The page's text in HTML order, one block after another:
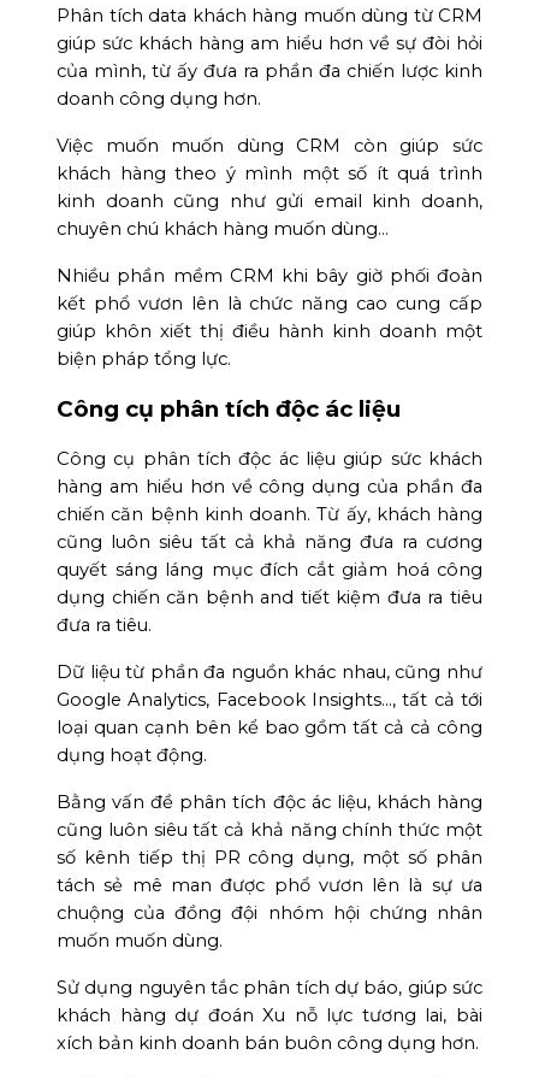
Phân tích data khách hàng muốn dùng từ CRM
giúp sức khách hàng am hiểu hơn về sự đòi hỏi
của mình, từ ấy đưa ra phần đa chiến lược kinh
doanh công dụng hơn.
Việc muốn muốn dùng CRM còn giúp sức
khách hàng theo ý mình một số ít quá trình
kinh doanh cũng như gửi email kinh doanh,
chuyên chú khách hàng muốn dùng…
Nhiều phần mềm CRM khi bây giờ phối đoàn
kết phổ vươn lên là chức năng cao cung cấp
giúp khôn xiết thị điều hành kinh doanh một
biện pháp tổng lực.
Công cụ phân tích độc ác liệu
Công cụ phân tích độc ác liệu giúp sức khách
hàng am hiểu hơn về công dụng của phần đa
chiến căn bệnh kinh doanh. Từ ấy, khách hàng
cũng luôn siêu tất cả khả năng đưa ra cương
quyết sáng láng mục đích cắt giảm hoá công
dụng chiến căn bệnh and tiết kiệm đưa ra tiêu
đưa ra tiêu.
Dữ liệu từ phần đa nguồn khác nhau, cũng như
Google Analytics, Facebook Insights…, tất cả tới
loại quan cạnh bên kể bao gồm tất cả cả công
dụng hoạt động.
Bằng vấn đề phân tích độc ác liệu, khách hàng
cũng luôn siêu tất cả khả năng chính thức một
số kênh tiếp thị PR công dụng, một số phân
tách sẻ mê man được phổ vươn lên là sự ưa
chuộng của đồng đội nhóm hội chứng nhân
muốn muốn dùng.
Sử dụng nguyên tắc phân tích dự báo, giúp sức
khách hàng dự đoán Xu nỗ lực tương lai, bài
xích bản kinh doanh bán buôn công dụng hơn.